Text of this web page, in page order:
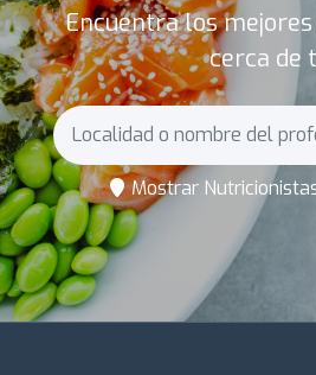
Encuentra los
cerca de
Mostrar